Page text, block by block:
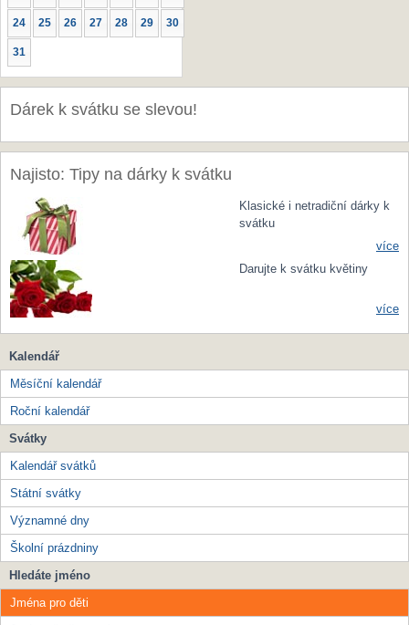
24 25 26 27 28 29 30
31
Dárek k svátku se slevou!
Najisto: Tipy na dárky k svátku
Klasické i netradiční dárky k
svátku
více
Darujte k svátku květiny
více
Kalendář
Měsíční kalendář
Roční kalendář
Svátky
Kalendář svátků
Státní svátky
Významné dny
Školní prázdniny
Hledáte jméno
Jména pro děti